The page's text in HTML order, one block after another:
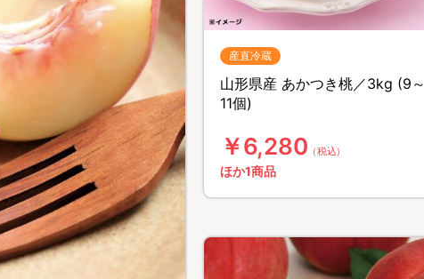
産直冷蔵
山形県産 あかつき桃／3kg (9～
11個)
￥6,280 （税込）
ほか1商品